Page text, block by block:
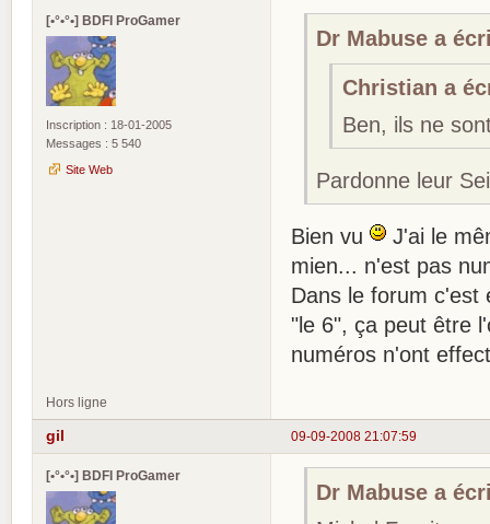
[•°•°•] BDFI ProGamer
Inscription : 18-01-2005
Messages : 5 540
Site Web
Dr Mabuse a
Christian a
Ben, ils ne
Pardonne leur
Bien vu
J'ai le
mien... n'est pas
Dans le forum c'est
"le 6", ça peut être
numéros n'ont
Hors ligne
09-09-2008 21:07:59
gil
[•°•°•] BDFI ProGamer
Dr Mabuse a